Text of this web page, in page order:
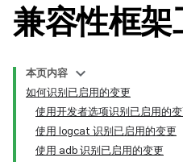
兼容性框架
本页内容
如何识别已启用的变更
使用开发者选项识别已启用的
使用 logcat 识别已启用的变更
使用 adb 识别已启用的变更